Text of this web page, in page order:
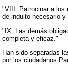
"VIII. Patrocinar a los
de indulto necesario y
"IX. Las demás
completa y eficaz."
Han sido separadas
por los ciudadanos